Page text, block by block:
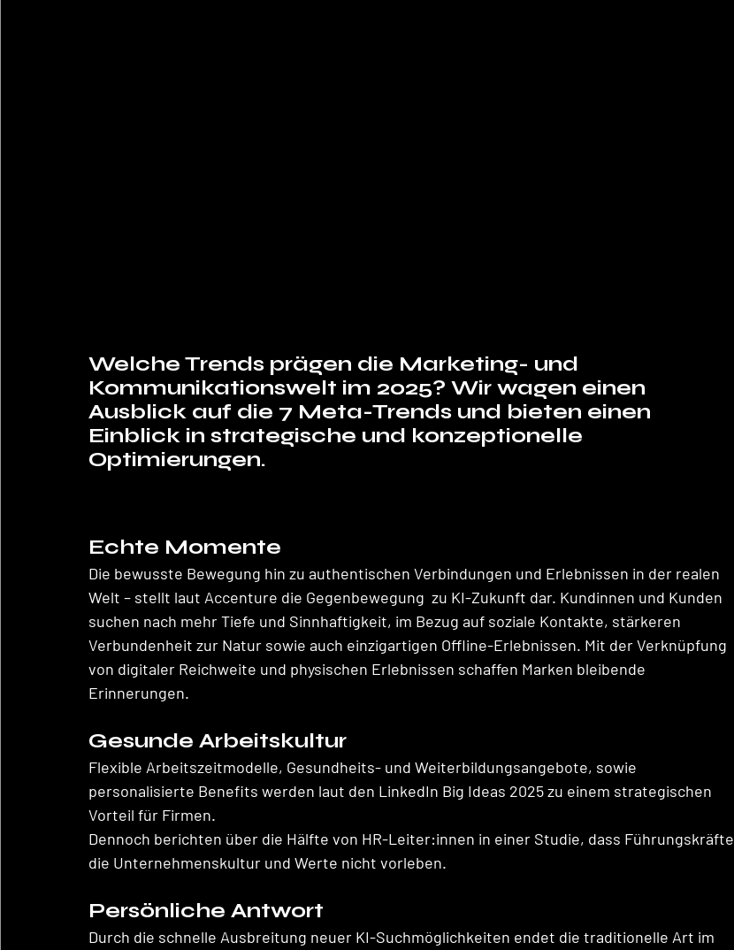
Welche Trends prägen die Marketing- und
Kommunikationswelt im 2025? Wir wagen einen
Ausblick auf die 7 Meta-Trends und bieten einen
Einblick in strategische und konzeptionelle
Optimierungen.
Echte Momente
Die bewusste Bewegung hin zu authentischen Verbindungen und Erlebnissen in der realen
Welt – stellt laut Accenture die Gegenbewegung  zu KI-Zukunft dar. Kundinnen und Kunden
suchen nach mehr Tiefe und Sinnhaftigkeit, im Bezug auf soziale Kontakte, stärkeren
Verbundenheit zur Natur sowie auch einzigartigen Offline-Erlebnissen. Mit der Verknüpfung
von digitaler Reichweite und physischen Erlebnissen schaffen Marken bleibende
Erinnerungen.
Gesunde Arbeitskultur
Flexible Arbeitszeitmodelle, Gesundheits- und Weiterbildungsangebote, sowie
personalisierte Benefits werden laut den LinkedIn Big Ideas 2025 zu einem strategischen
Vorteil für Firmen.
Dennoch berichten über die Hälfte von HR-Leiter:innen in einer Studie, dass Führungskräfte
die Unternehmenskultur und Werte nicht vorleben.
Persönliche Antwort
Durch die schnelle Ausbreitung neuer KI-Suchmöglichkeiten endet die traditionelle Art im